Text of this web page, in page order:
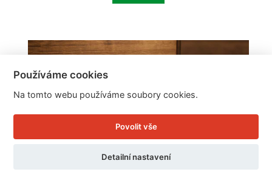
Používáme cookies
Na tomto webu používáme soubory cookies.
Povolit vše
Detailní nastavení